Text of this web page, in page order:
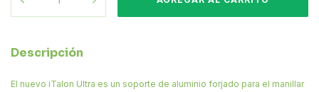
Descripción
El nuevo iTalon Ultra es un soporte de aluminio forjado para el manillar